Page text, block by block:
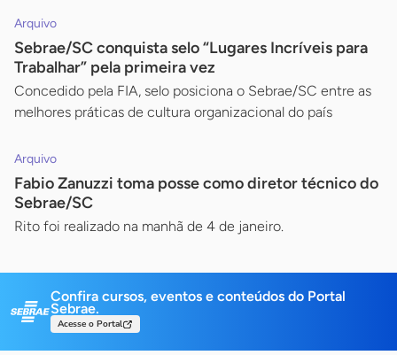
Arquivo
Sebrae/SC conquista selo “Lugares Incríveis para
Trabalhar” pela primeira vez
Concedido pela FIA, selo posiciona o Sebrae/SC entre as
melhores práticas de cultura organizacional do país
Arquivo
Fabio Zanuzzi toma posse como diretor técnico do
Sebrae/SC
Rito foi realizado na manhã de 4 de janeiro.
Confira cursos, eventos e conteúdos do Portal
Sebrae.
Acesse o Portal